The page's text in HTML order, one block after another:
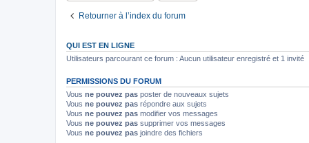
Retourner à l’index du forum
QUI EST EN LIGNE
Utilisateurs parcourant ce forum : Aucun utilisateur enregistré et 1 invité
PERMISSIONS DU FORUM
Vous ne pouvez pas poster de nouveaux sujets
Vous ne pouvez pas répondre aux sujets
Vous ne pouvez pas modifier vos messages
Vous ne pouvez pas supprimer vos messages
Vous ne pouvez pas joindre des fichiers